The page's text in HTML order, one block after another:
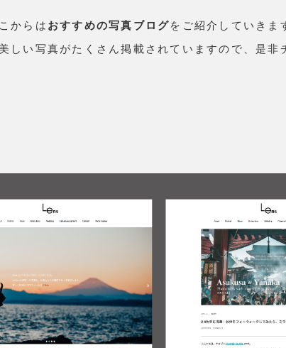
からは おすすめの写真ブログをご紹介していきま
しい写真がたくさん掲載されていますので、是非